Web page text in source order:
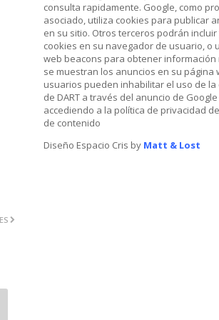
consulta rapidamente. Google, como
asociado, utiliza cookies para publicar
en su sitio. Otros terceros podrán
cookies en su navegador de usuario, o
web beacons para obtener información
se muestran los anuncios en su página
usuarios pueden inhabilitar el uso de la
de DART a través del anuncio de
accediendo a la política de privacidad
de contenido
Diseño Espacio Cris by Matt & Lost